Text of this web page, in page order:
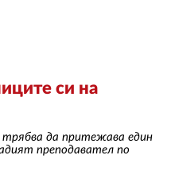
си на
да притежава един
преподавател по